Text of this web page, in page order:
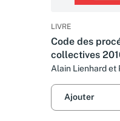
LIVRE
Code des
collectives
Alain Lienhard et
Ajouter